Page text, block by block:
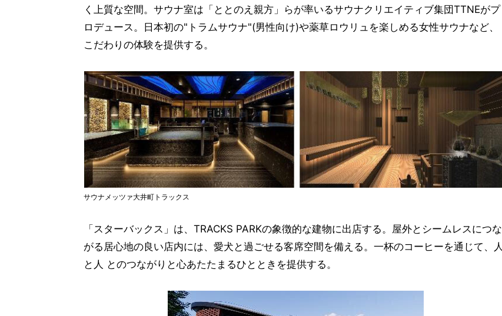
く上質な空間。サウナ室は「ととのえ親方」らが率いるサウナクリエイティブ集団TTNEがプ
ロデュース。日本初の"トラムサウナ"(男性向け)や薬草ロウリュを楽しめる女性サウナなど、
こだわりの体験を提供する。
サウナメッツァ大井町トラックス
「スターバックス」は、TRACKS PARKの象徴的な建物に出店する。屋外とシームレスにつな
がる居心地の良い店内には、愛犬と過ごせる客席空間を備える。一杯のコーヒーを通じて、人
と人 とのつながりと心あたたまるひとときを提供する。